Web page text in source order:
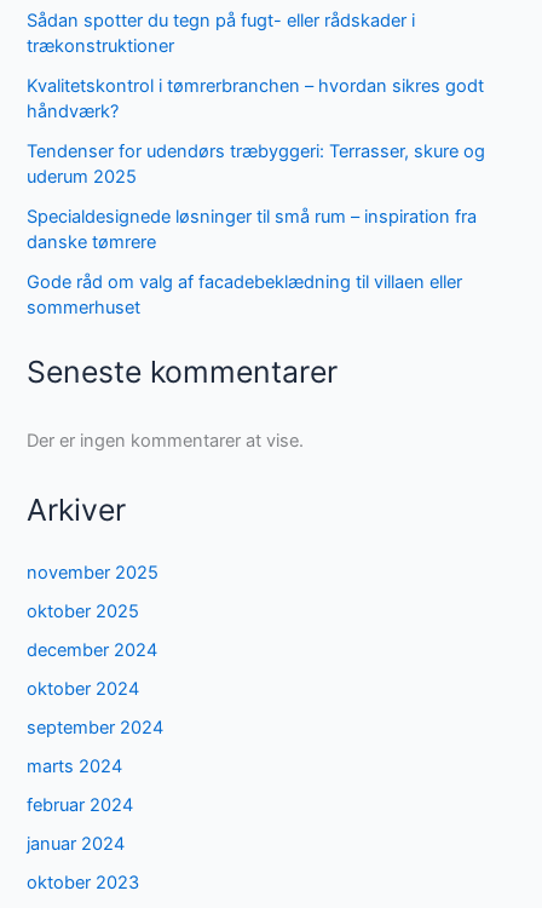
Sådan spotter du tegn på fugt- eller rådskader i
trækonstruktioner
Kvalitetskontrol i tømrerbranchen – hvordan sikres godt
håndværk?
Tendenser for udendørs træbyggeri: Terrasser, skure og
uderum 2025
Specialdesignede løsninger til små rum – inspiration fra
danske tømrere
Gode råd om valg af facadebeklædning til villaen eller
sommerhuset
Seneste kommentarer
Der er ingen kommentarer at vise.
Arkiver
november 2025
oktober 2025
december 2024
oktober 2024
september 2024
marts 2024
februar 2024
januar 2024
oktober 2023